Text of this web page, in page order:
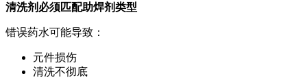
清洗剂必须匹配助焊剂类型
错误药水可能导致：
元件损伤
清洗不彻底